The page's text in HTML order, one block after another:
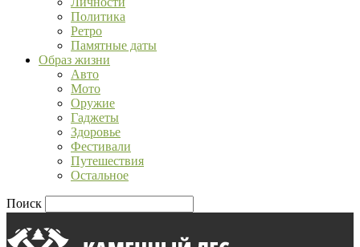
Политика
Ретро
Памятные даты
Образ жизни
Авто
Мото
Оружие
Гаджеты
Здоровье
Фестивали
Путешествия
Остальное
Поиск